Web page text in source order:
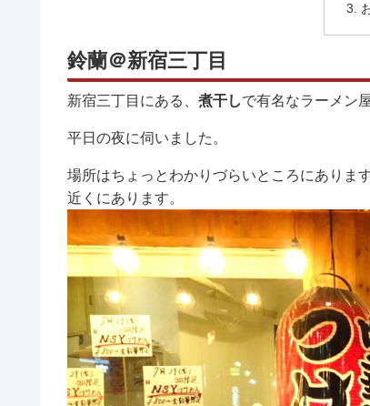
鈴蘭＠新宿三丁目
新宿三丁目にある、 煮干しで有名なラーメン
平日の夜に伺いました。
場所はちょっとわかりづらいところにありま
近くにあります。